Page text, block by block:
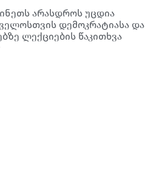
არასდროს უცდია
დემოკრატიასა და
ლექციების წაკითხვა